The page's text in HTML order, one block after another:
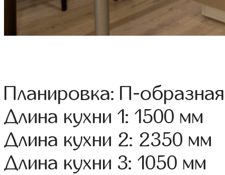
Планировка: П-образная
Длина кухни 1: 1500 мм
Длина кухни 2: 2350 мм
Длина кухни 3: 1050 мм